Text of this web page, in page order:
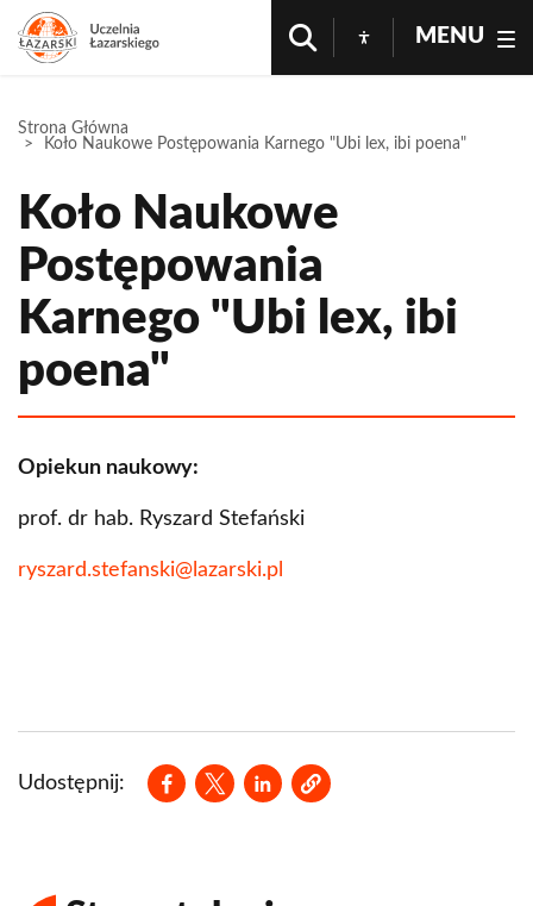
MENU
Strona Główna
Koło Naukowe Postępowania Karnego "Ubi lex, ibi poena"
Koło Naukowe
Postępowania
Karnego "Ubi lex, ibi
poena"
Opiekun naukowy:
prof. dr hab. Ryszard Stefański
ryszard.stefanski@lazarski.pl
Udostępnij:
Opens in a new window
Opens in a new window
Opens in a new window